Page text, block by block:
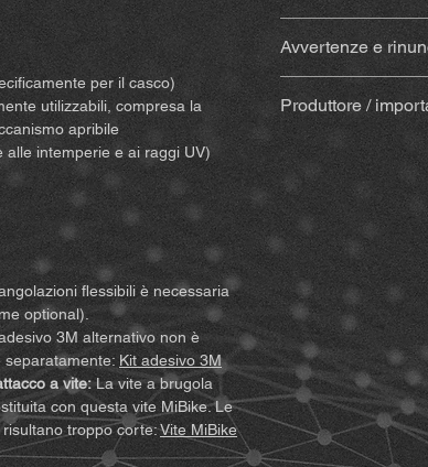
per il casco)
utilizzabili, compresa la
apribile
alle intemperie e ai raggi UV)
flessibili è necessaria
optional).
3M alternativo non è
separatamente: Kit adesivo 3M
a vite:La vite a brugola
con questa vite MiBike. Le
troppo corte:Vite MiBike
Supporto
materiale
Con colla(Sugru)
tampone alcolico
bastoncini in
insieme alla
variare nel caso
Set accessori
prolunga) – se
Per supporti
Per varianti
Quickclip
Note:A causa dei
possono comparire
sono comunque
possibile testare
reali, il componente
campione.
Avvertenze e
Acquistando e
importanti diritti
Assicuratevi quindi
condizioni prima di
prodotto, accettate il
qualsiasi pretesa.
del presente
un rimborso
1. Dovete
rischi (compresi
improprio vostro o
sorgere durante
2. Dovete
consenta l’uso del
fisiche
attrezzature che
prodotto. Dovete
Produttore /
MiBike - Mike
Witten, www.mibike.de